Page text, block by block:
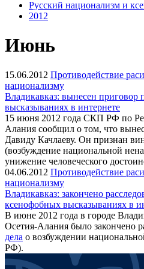
Русский национализм и
2012
Июнь
15.06.2012 Противодействие
национализму
Владикавказ: вынесен приговор
высказываниях в интернете
15 июня 2012 года СКП РФ по
Алания сообщил о том, что
Давиду Качлаеву. Он признан
(возбуждение национальной
унижение человеческого
04.06.2012 Противодействие
национализму
Владикавказ: закончено
ксенофобных высказываниях в
В июне 2012 года в городе
Осетия-Алания было закончено
дела о возбуждении
РФ).